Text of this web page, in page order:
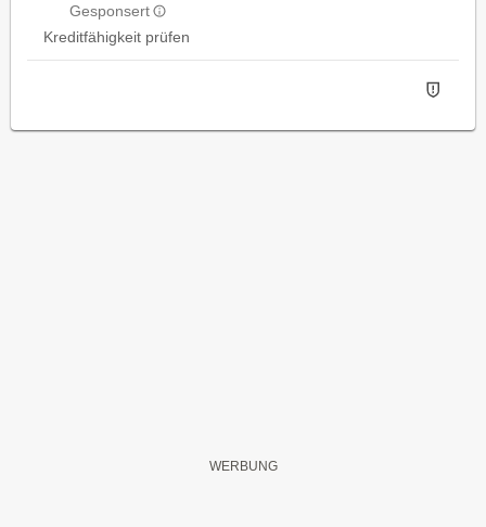
Gesponsert
Kreditfähigkeit prüfen